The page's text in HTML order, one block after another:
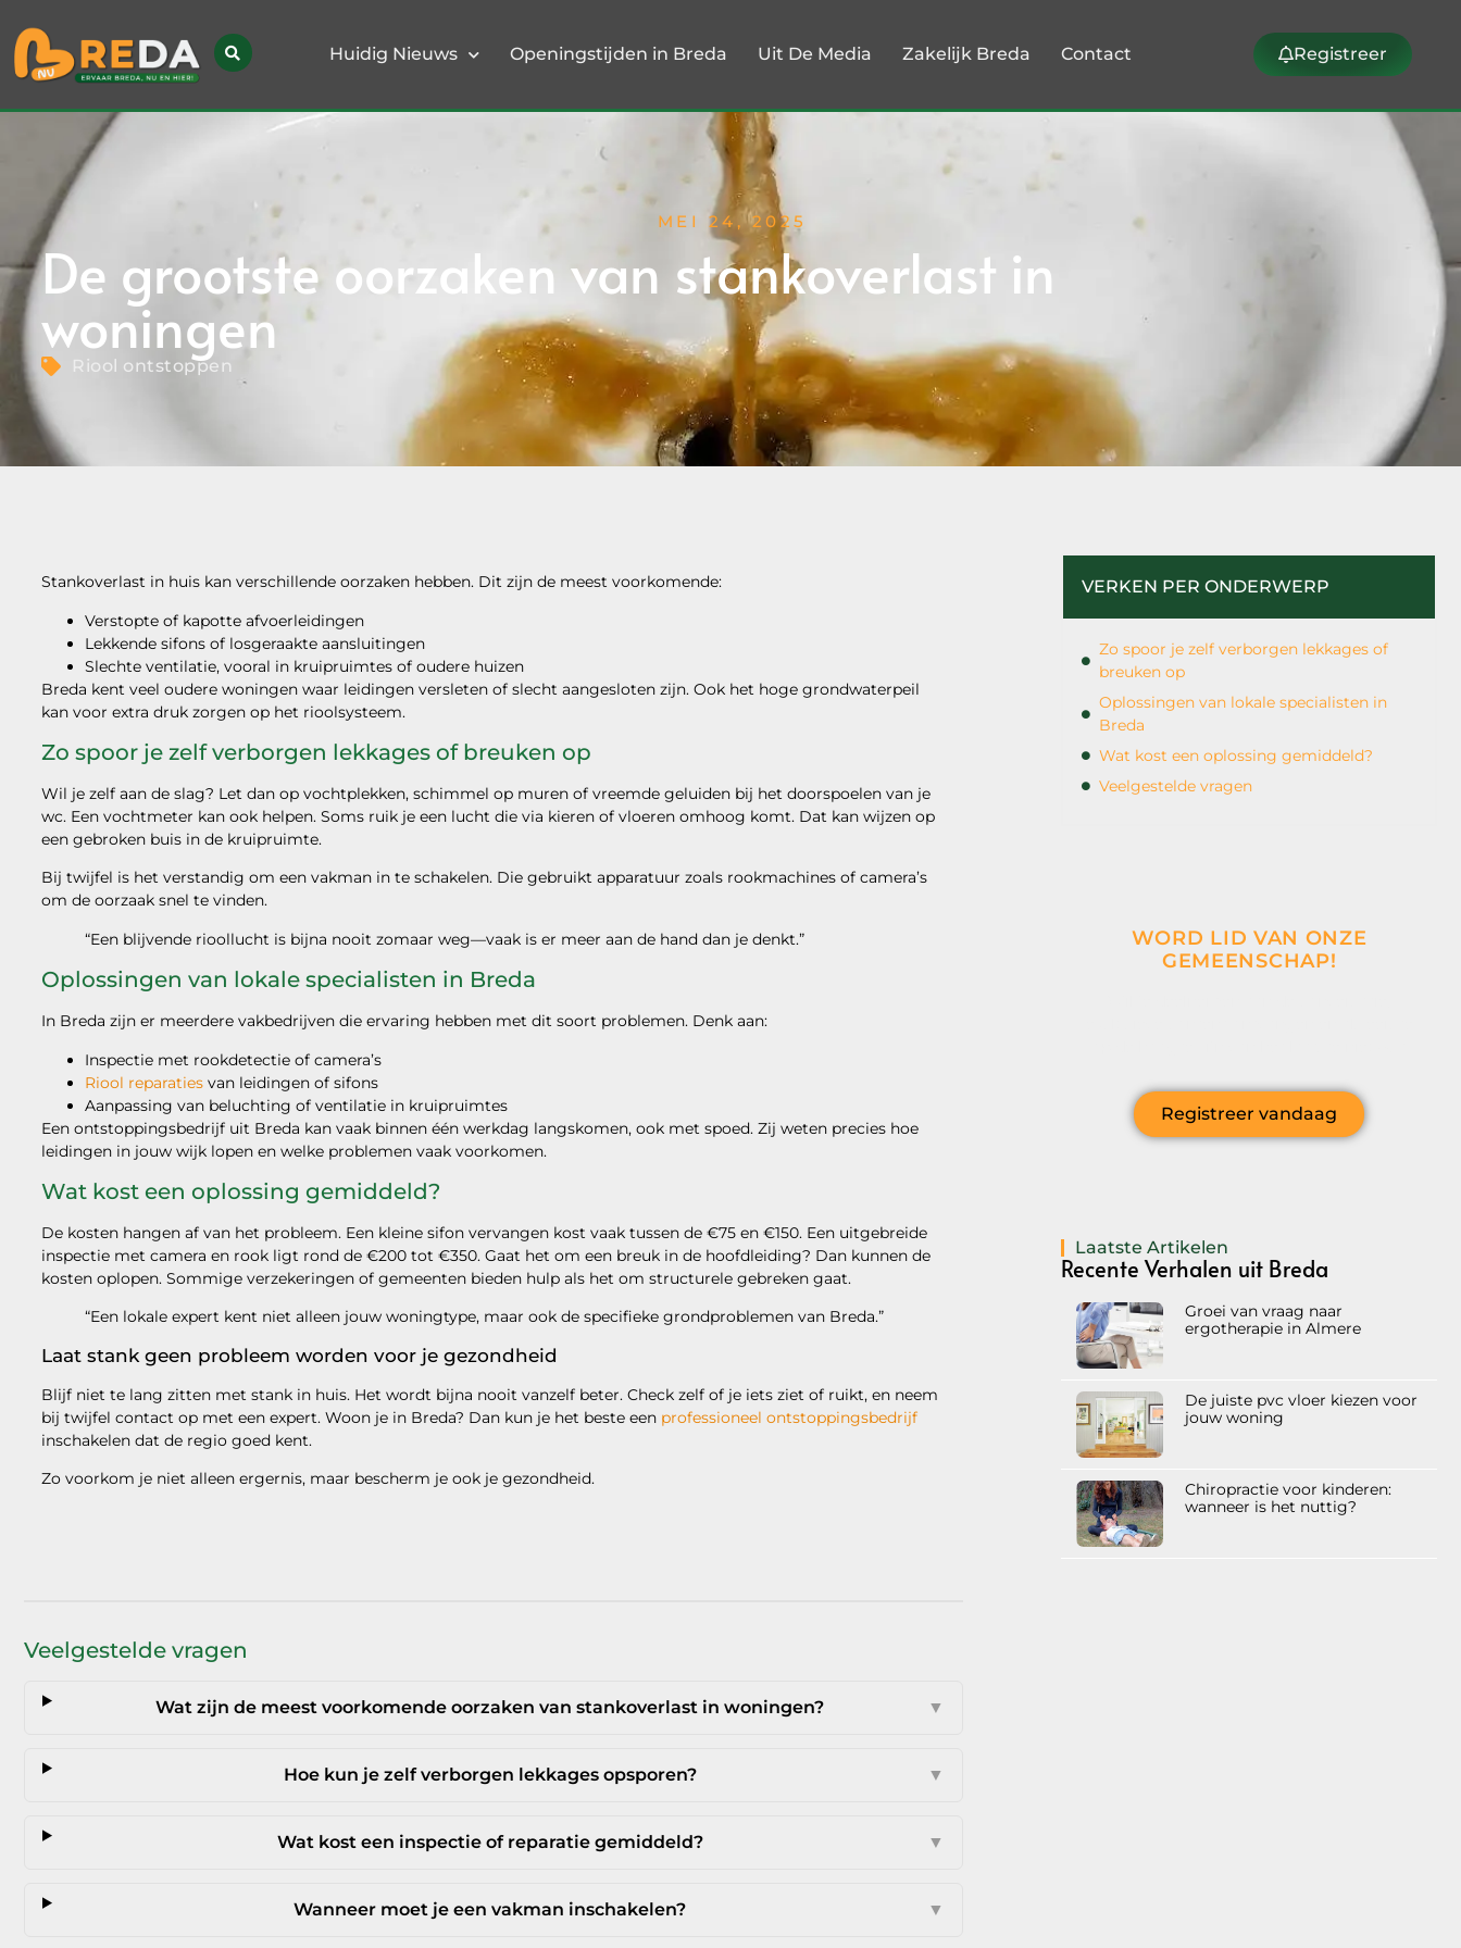
Huidig Nieuws Openingstijden in Breda Uit De Media Zakelijk Breda Contact Registreer
MEI 24, 2025
De grootste oorzaken van stankoverlast in
woningen
Riool ontstoppen
Stankoverlast in huis kan verschillende oorzaken hebben. Dit zijn de meest voorkomende:
Verstopte of kapotte afvoerleidingen
Lekkende sifons of losgeraakte aansluitingen
Slechte ventilatie, vooral in kruipruimtes of oudere huizen
Breda kent veel oudere woningen waar leidingen versleten of slecht aangesloten zijn. Ook het hoge grondwaterpeil
kan voor extra druk zorgen op het rioolsysteem.
Zo spoor je zelf verborgen lekkages of breuken op
Wil je zelf aan de slag? Let dan op vochtplekken, schimmel op muren of vreemde geluiden bij het doorspoelen van je
wc. Een vochtmeter kan ook helpen. Soms ruik je een lucht die via kieren of vloeren omhoog komt. Dat kan wijzen op
een gebroken buis in de kruipruimte.
Bij twijfel is het verstandig om een vakman in te schakelen. Die gebruikt apparatuur zoals rookmachines of camera’s
om de oorzaak snel te vinden.
“Een blijvende rioollucht is bijna nooit zomaar weg—vaak is er meer aan de hand dan je denkt.”
Oplossingen van lokale specialisten in Breda
In Breda zijn er meerdere vakbedrijven die ervaring hebben met dit soort problemen. Denk aan:
Inspectie met rookdetectie of camera’s
Riool reparaties van leidingen of sifons
Aanpassing van beluchting of ventilatie in kruipruimtes
Een ontstoppingsbedrijf uit Breda kan vaak binnen één werkdag langskomen, ook met spoed. Zij weten precies hoe
leidingen in jouw wijk lopen en welke problemen vaak voorkomen.
Wat kost een oplossing gemiddeld?
De kosten hangen af van het probleem. Een kleine sifon vervangen kost vaak tussen de €75 en €150. Een uitgebreide
inspectie met camera en rook ligt rond de €200 tot €350. Gaat het om een breuk in de hoofdleiding? Dan kunnen de
kosten oplopen. Sommige verzekeringen of gemeenten bieden hulp als het om structurele gebreken gaat.
“Een lokale expert kent niet alleen jouw woningtype, maar ook de specifieke grondproblemen van Breda.”
Laat stank geen probleem worden voor je gezondheid
Blijf niet te lang zitten met stank in huis. Het wordt bijna nooit vanzelf beter. Check zelf of je iets ziet of ruikt, en neem
bij twijfel contact op met een expert. Woon je in Breda? Dan kun je het beste een professioneel ontstoppingsbedrijf
inschakelen dat de regio goed kent.
Zo voorkom je niet alleen ergernis, maar bescherm je ook je gezondheid.
Veelgestelde vragen
Wat zijn de meest voorkomende oorzaken van stankoverlast in woningen? ▼
Hoe kun je zelf verborgen lekkages opsporen? ▼
Wat kost een inspectie of reparatie gemiddeld? ▼
Wanneer moet je een vakman inschakelen? ▼
VERKEN PER ONDERWERP
Zo spoor je zelf verborgen lekkages of
breuken op
Oplossingen van lokale specialisten in
Breda
Wat kost een oplossing gemiddeld?
Veelgestelde vragen
WORD LID VAN ONZE
GEMEENSCHAP!
Registreer vandaag
Laatste Artikelen
Recente Verhalen uit Breda
Groei van vraag naar
ergotherapie in Almere
De juiste pvc vloer kiezen voor
jouw woning
Chiropractie voor kinderen:
wanneer is het nuttig?